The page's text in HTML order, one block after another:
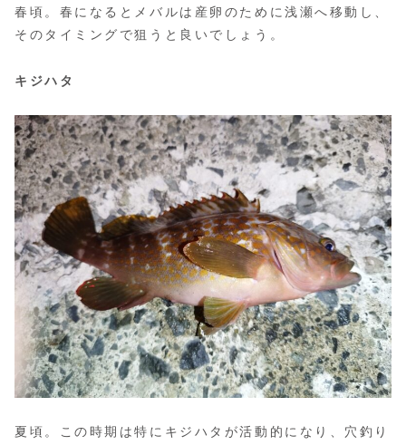
春頃。春になるとメバルは産卵のために浅瀬へ移動し、
そのタイミングで狙うと良いでしょう。
キジハタ
夏頃。この時期は特にキジハタが活動的になり、穴釣り